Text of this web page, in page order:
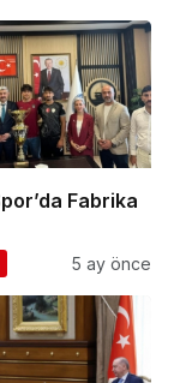
5 ay önce